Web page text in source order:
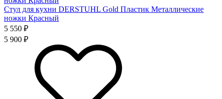
Стул для кухни DERSTUHL Gold Пластик Металлические
ножки Красный
5 550 ₽
5 900 ₽